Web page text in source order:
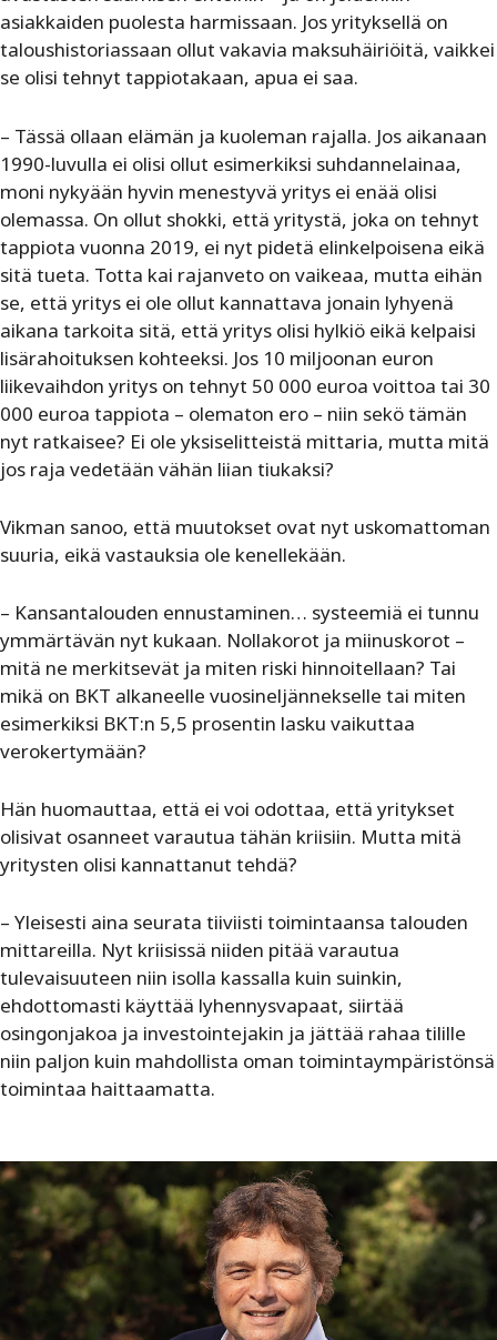
asiakkaiden puolesta harmissaan. Jos yrityksellä on
taloushistoriassaan ollut vakavia maksuhäiriöitä, vaikkei
se olisi tehnyt tappiotakaan, apua ei saa.
– Tässä ollaan elämän ja kuoleman rajalla. Jos aikanaan
1990-luvulla ei olisi ollut esimerkiksi suhdannelainaa,
moni nykyään hyvin menestyvä yritys ei enää olisi
olemassa. On ollut shokki, että yritystä, joka on tehnyt
tappiota vuonna 2019, ei nyt pidetä elinkelpoisena eikä
sitä tueta. Totta kai rajanveto on vaikeaa, mutta eihän
se, että yritys ei ole ollut kannattava jonain lyhyenä
aikana tarkoita sitä, että yritys olisi hylkiö eikä kelpaisi
lisärahoituksen kohteeksi. Jos 10 miljoonan euron
liikevaihdon yritys on tehnyt 50 000 euroa voittoa tai 30
000 euroa tappiota – olematon ero – niin sekö tämän
nyt ratkaisee? Ei ole yksiselitteistä mittaria, mutta mitä
jos raja vedetään vähän liian tiukaksi?
Vikman sanoo, että muutokset ovat nyt uskomattoman
suuria, eikä vastauksia ole kenellekään.
– Kansantalouden ennustaminen… systeemiä ei tunnu
ymmärtävän nyt kukaan. Nollakorot ja miinuskorot –
mitä ne merkitsevät ja miten riski hinnoitellaan? Tai
mikä on BKT alkaneelle vuosineljännekselle tai miten
esimerkiksi BKT:n 5,5 prosentin lasku vaikuttaa
verokertymään?
Hän huomauttaa, että ei voi odottaa, että yritykset
olisivat osanneet varautua tähän kriisiin. Mutta mitä
yritysten olisi kannattanut tehdä?
– Yleisesti aina seurata tiiviisti toimintaansa talouden
mittareilla. Nyt kriisissä niiden pitää varautua
tulevaisuuteen niin isolla kassalla kuin suinkin,
ehdottomasti käyttää lyhennysvapaat, siirtää
osingonjakoa ja investointejakin ja jättää rahaa tilille
niin paljon kuin mahdollista oman toimintaympäristönsä
toimintaa haittaamatta.